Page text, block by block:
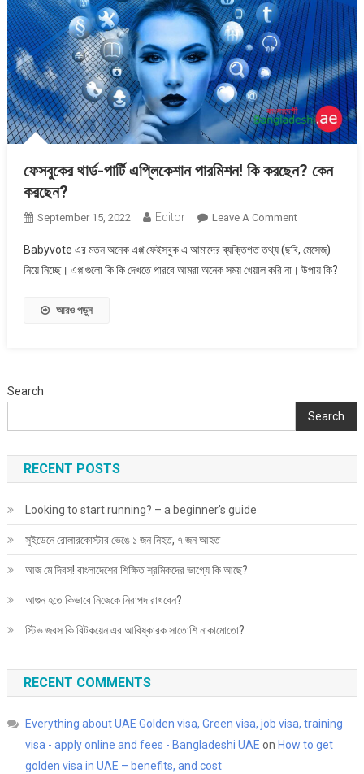
ফেসবুকের থার্ড-পার্টি এপ্লিকেশান পারমিশন! কি করছেন? কেন
করছেন?
September 15, 2022 Editor Leave A CommentOn
থার্ড-
পার্টি
Babyvote এর মতন অনেক এপ্প ফেইসবুক এ আমাদের ব্যক্তিগত তথ্য (ছবি, মেসেজ)
নিয়ে নিচ্ছে। এপ্প গুলো কি কি দেখতে পারবে আমরা অনেক সময় খেয়াল করি না। উপায় কি?
আরও পড়ুন
Search
Search
RECENT POSTS
Looking to start running? – a beginner’s guide
সুইডেনে রোলারকোস্টার ভেঙে ১ জন নিহত, ৭ জন আহত
আজ মে দিবস! বাংলাদেশের শিক্ষিত শ্রমিকদের ভাগ্যে কি আছে?
আগুন হতে কিভাবে নিজেকে নিরাপদ রাখবেন?
স্টিভ জবস কি বিটকয়েন এর আবিষ্কারক সাতোশি নাকামোতো?
RECENT COMMENTS
Everything about UAE Golden visa, Green visa, job visa, training
visa - apply online and fees - Bangladeshi UAE on How to get
golden visa in UAE – benefits, and cost